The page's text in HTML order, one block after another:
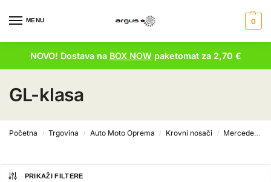
MENU 0
NOVO! Dostava na BOX NOWpaketomat za 2,70 €
GL-klasa
Početna / Trgovina / Auto Moto Oprema / Krovni nosači / Mercedes krovni nosači
PRIKAŽI FILTERE